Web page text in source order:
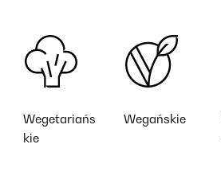
Wegetariańs
kie
Wegańskie